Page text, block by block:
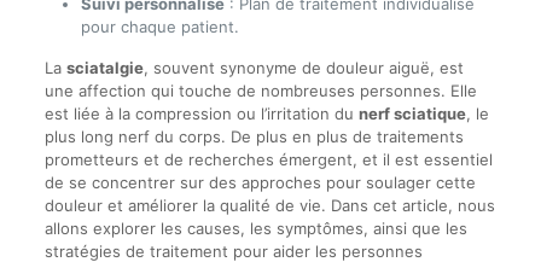
pour chaque patient.
La sciatalgie, souvent synonyme de douleur aiguë, est
une affection qui touche de nombreuses personnes. Elle
est liée à la compression ou l’irritation du nerf sciatique, le
plus long nerf du corps. De plus en plus de traitements
prometteurs et de recherches émergent, et il est essentiel
de se concentrer sur des approches pour soulager cette
douleur et améliorer la qualité de vie. Dans cet article, nous
allons explorer les causes, les symptômes, ainsi que les
stratégies de traitement pour aider les personnes